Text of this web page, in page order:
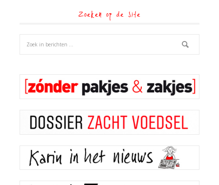
Zoeken op de site